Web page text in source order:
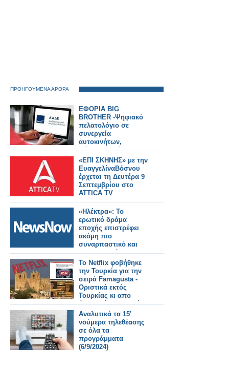
ΠΡΟΗΓΟΥΜΕΝΑ ΑΡΘΡΑ
ΕΦΟΡΙΑ BIG
BROTHER -Ψηφιακό
πελατολόγιο σε
συνεργεία
αυτοκινήτων,
πάρκινγκ, χώρους
εκδηλώσεων
«ΕΠΙ ΣΚΗΝΗΣ» με την
ΕυαγγελίναΒόσνου
έρχεται τη Δευτέρα 9
Σεπτεμβρίου στο
ATTICA ΤV
«Ηλέκτρα»: To
ερωτικό δράμα
εποχής επιστρέφει
ακόμη πιο
συναρπαστικό και
ανατρεπτικό
Το Νetflix φοβήθηκε
την Τουρκία για την
σειρά Famagusta -
Οριστικά εκτός
Τουρκίας κι απο
άλλες χώρες – Τι είπε
ο Κούλλης Νικολάου;
Αναλυτικά τα 15'
νούμερα τηλεθέασης
σε όλα τα
προγράμματα
(6/9/2024)